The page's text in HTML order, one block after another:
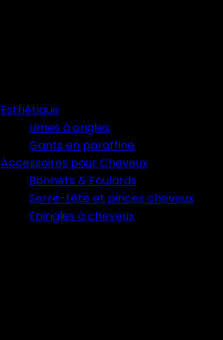
Esthétique
Limes à ongles
Gants en paraffine
Accessoires pour Cheveux
Bonnets & Foulards
Serre-tête et pinces cheveux
Epingles à cheveux